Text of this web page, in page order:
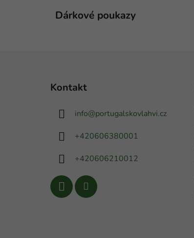
Dárkové poukazy
Kontakt
info@portugalskovlahvi.cz
+420606380001
+420606210012